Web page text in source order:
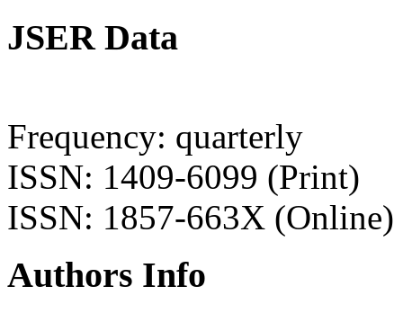
JSER Data
Frequency: quarterly
ISSN: 1409-6099 (Print)
ISSN: 1857-663X (Online)
Authors Info